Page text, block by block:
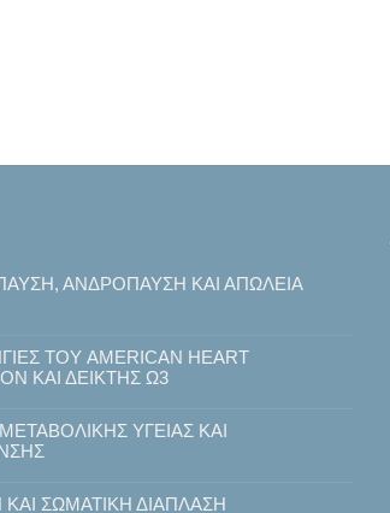
ΑΝΔΡΟΠΑΥΣΗ ΚΑΙ ΑΠΩΛΕΙΑ
ΤΟΥ AMERICAN HEART
ΚΑΙ ΔΕΙΚΤΗΣ Ω3
ΥΓΕΙΑΣ ΚΑΙ
ΣΩΜΑΤΙΚΗ ΔΙΑΠΛΑΣΗ